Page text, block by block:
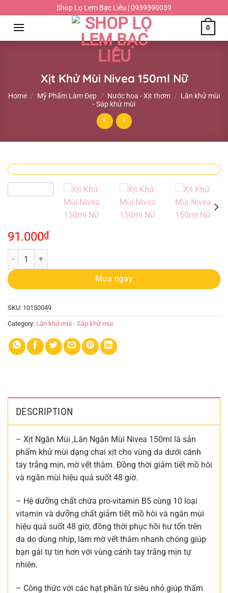
đến
dung
Shop Lọ Lem Bạc Liêu | 0939390039
0
Xịt Khử Mùi Nivea 150ml Nữ
Home / Mỹ Phẩm Làm Đẹp / Nước hoa - Xịt thơm / Lăn khử mùi
- Sáp khử mùi
91.000₫
Xịt Khử Mùi Nivea 150ml Nữ quantity
Mua ngay
SKU: 10150049
Category: Lăn khử mùi - Sáp khử mùi
DESCRIPTION
– Xịt Ngăn Mùi ,Lăn Ngăn Mùi Nivea 150ml là sản
phẩm khử mùi dạng chai xịt cho vùng da dưới cánh
tay trắng mịn, mờ vết thâm. Đồng thời giảm tiết mồ hôi
và ngăn mùi hiệu quả suốt 48 giờ.
– Hệ dưỡng chất chứa pro-vitamin B5 cùng 10 loại
vitamin và dưỡng chất giảm tiết mồ hôi và ngăn mùi
hiệu quả suốt 48 giờ, đồng thời phục hồi hư tổn trên
da do dùng nhíp, làm mờ vết thâm nhanh chóng giúp
bạn gái tự tin hơn với vùng cánh tay trắng mịn tự
nhiên.
– Công thức với các hạt phân tử siêu nhỏ giúp thấm